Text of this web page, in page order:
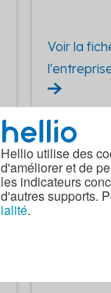
Hellio utilise des
d'améliorer et de
les indicateurs
d'autres supports.
ialité.
Voir la
Isolation
perdus